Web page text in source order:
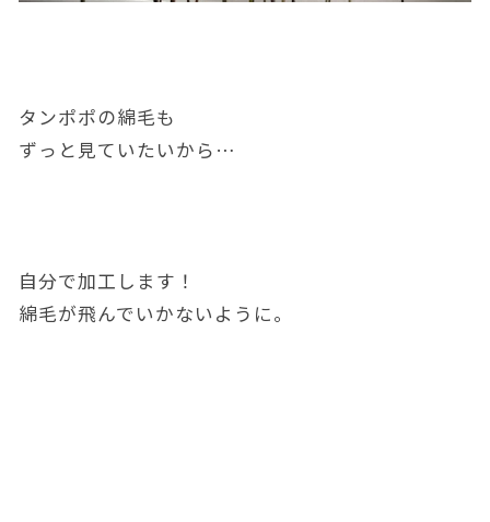
タンポポの綿毛も
ずっと見ていたいから…
自分で加工します！
綿毛が飛んでいかないように。